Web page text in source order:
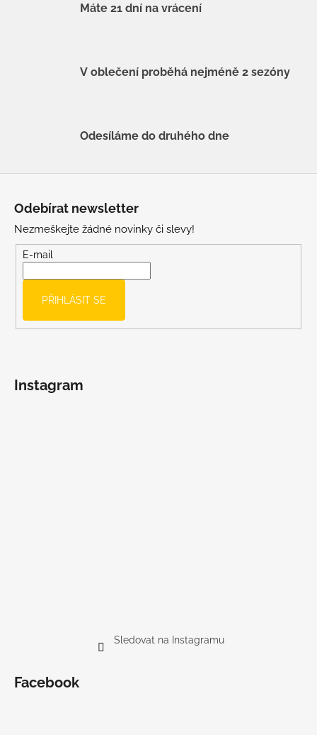
Máte 21 dní na vrácení
V oblečení proběhá nejméně 2 sezóny
Odesíláme do druhého dne
Odebírat newsletter
Nezmeškejte žádné novinky či slevy!
E-mail
PŘIHLÁSIT SE
Instagram
Sledovat na Instagramu
Facebook